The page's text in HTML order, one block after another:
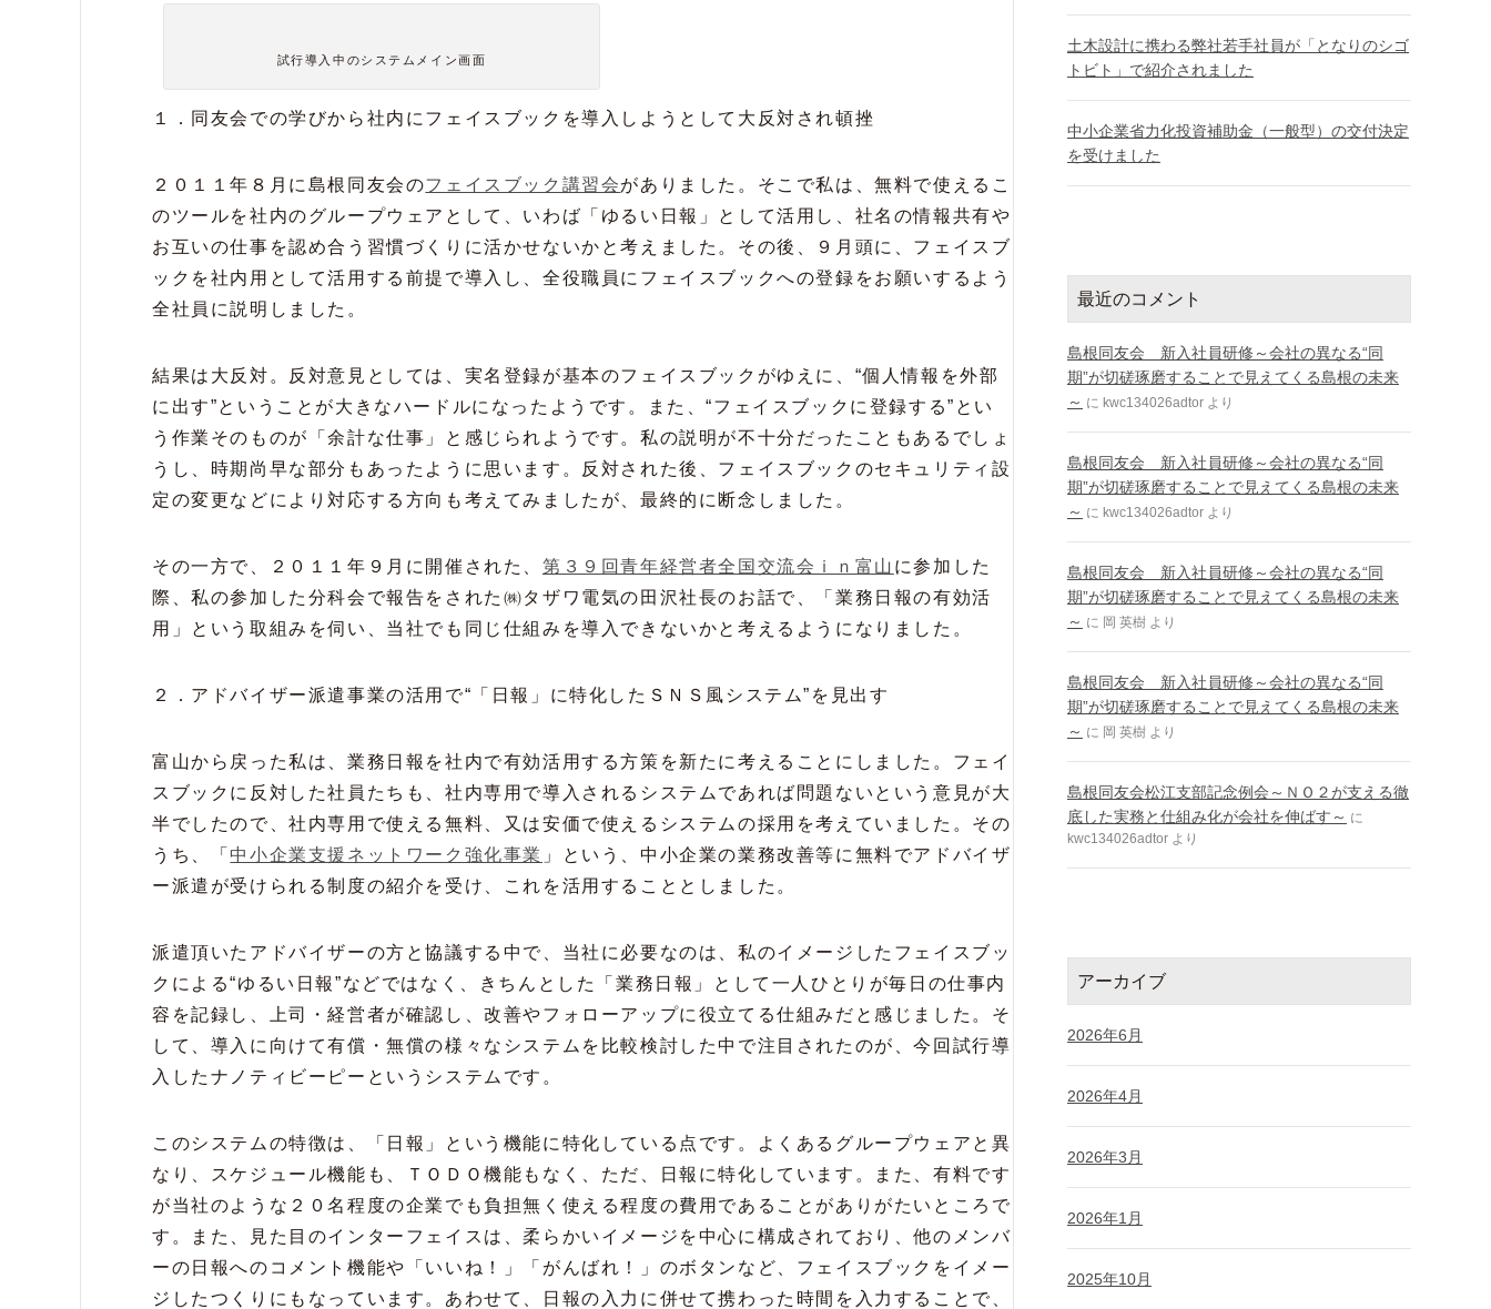
試行導入中のシステムメイン画面
１．同友会での学びから社内にフェイスブックを導入しようとして大反対され頓挫
２０１１年８月に島根同友会のフェイスブック講習会がありました。そこで私は、無料で使えるこ
のツールを社内のグループウェアとして、いわば「ゆるい日報」として活用し、社名の情報共有や
お互いの仕事を認め合う習慣づくりに活かせないかと考えました。その後、９月頭に、フェイスブ
ックを社内用として活用する前提で導入し、全役職員にフェイスブックへの登録をお願いするよう
全社員に説明しました。
結果は大反対。反対意見としては、実名登録が基本のフェイスブックがゆえに、“個人情報を外部
に出す”ということが大きなハードルになったようです。また、“フェイスブックに登録する”とい
う作業そのものが「余計な仕事」と感じられようです。私の説明が不十分だったこともあるでしょ
うし、時期尚早な部分もあったように思います。反対された後、フェイスブックのセキュリティ設
定の変更などにより対応する方向も考えてみましたが、最終的に断念しました。
その一方で、２０１１年９月に開催された、 第３９回青年経営者全国交流会ｉｎ富山 に参加した
際、私の参加した分科会で報告をされた㈱タザワ電気の田沢社長のお話で、「業務日報の有効活
用」という取組みを伺い、当社でも同じ仕組みを導入できないかと考えるようになりました。
２．アドバイザー派遣事業の活用で“「日報」に特化したＳＮＳ風システム”を見出す
富山から戻った私は、業務日報を社内で有効活用する方策を新たに考えることにしました。フェイ
スブックに反対した社員たちも、社内専用で導入されるシステムであれば問題ないという意見が大
半でしたので、社内専用で使える無料、又は安価で使えるシステムの採用を考えていました。その
うち、「 中小企業支援ネットワーク強化事業 」という、中小企業の業務改善等に無料でアドバイザ
ー派遣が受けられる制度の紹介を受け、これを活用することとしました。
派遣頂いたアドバイザーの方と協議する中で、当社に必要なのは、私のイメージしたフェイスブッ
クによる“ゆるい日報”などではなく、きちんとした「業務日報」として一人ひとりが毎日の仕事内
容を記録し、上司・経営者が確認し、改善やフォローアップに役立てる仕組みだと感じました。そ
して、導入に向けて有償・無償の様々なシステムを比較検討した中で注目されたのが、今回試行導
入したナノティビーピーというシステムです。
このシステムの特徴は、「日報」という機能に特化している点です。よくあるグループウェアと異
なり、スケジュール機能も、ＴＯＤＯ機能もなく、ただ、日報に特化しています。また、有料です
が当社のような２０名程度の企業でも負担無く使える程度の費用であることがありがたいところで
す。また、見た目のインターフェイスは、柔らかいイメージを中心に構成されており、他のメンバ
ーの日報へのコメント機能や「いいね！」「がんばれ！」のボタンなど、フェイスブックをイメー
ジしたつくりにもなっています。あわせて、日報の入力に併せて携わった時間を入力することで、
土木設計に携わる弊社若手社員が「となりのシゴ
トビト」で紹介されました
中小企業省力化投資補助金（一般型）の交付決定
を受けました
最近のコメント
島根同友会 新入社員研修～会社の異なる“同
期”が切磋琢磨することで見えてくる島根の未来
～ に kwc134026adtor より
島根同友会 新入社員研修～会社の異なる“同
期”が切磋琢磨することで見えてくる島根の未来
～ に kwc134026adtor より
島根同友会 新入社員研修～会社の異なる“同
期”が切磋琢磨することで見えてくる島根の未来
～ に 岡 英樹 より
島根同友会 新入社員研修～会社の異なる“同
期”が切磋琢磨することで見えてくる島根の未来
～ に 岡 英樹 より
島根同友会松江支部記念例会～ＮＯ２が支える徹
底した実務と仕組み化が会社を伸ばす～ に
kwc134026adtor より
アーカイブ
2026年6月
2026年4月
2026年3月
2026年1月
2025年10月